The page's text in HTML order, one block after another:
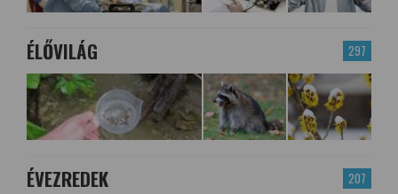
297
ÉLŐVILÁG
207
ÉVEZREDEK